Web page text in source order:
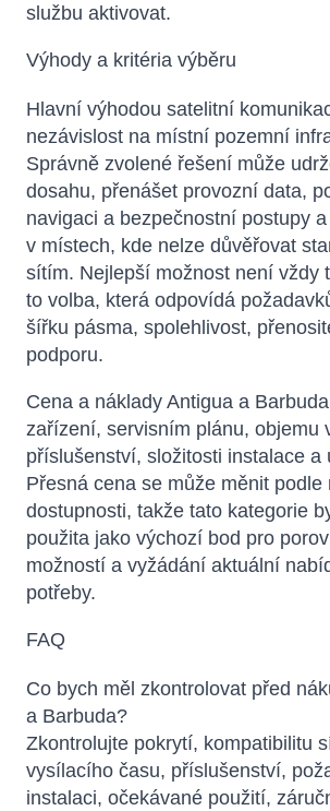
službu aktivovat.
Výhody a kritéria výběru
Hlavní výhodou satelitní
nezávislost na místní pozemní
Správně zvolené řešení může
dosahu, přenášet provozní data,
navigaci a bezpečnostní postupy
v místech, kde nelze důvěřovat
sítím. Nejlepší možnost není vždy
to volba, která odpovídá
šířku pásma, spolehlivost,
podporu.
Cena a náklady Antigua a
zařízení, servisním plánu, objemu
příslušenství, složitosti instalace a
Přesná cena se může měnit podle
dostupnosti, takže tato kategorie
použita jako výchozí bod pro
možností a vyžádání aktuální
potřeby.
FAQ
Co bych měl zkontrolovat před
a Barbuda?
Zkontrolujte pokrytí, kompatibilitu
vysílacího času, příslušenství,
instalaci, očekávané použití,